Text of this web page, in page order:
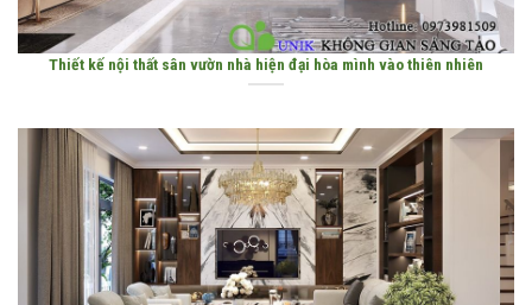
Thiết kế nội thất sân vườn nhà hiện đại hòa mình vào thiên nhiên